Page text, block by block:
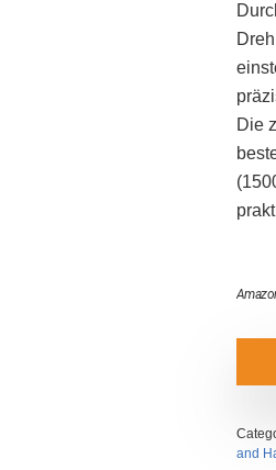
Die
and